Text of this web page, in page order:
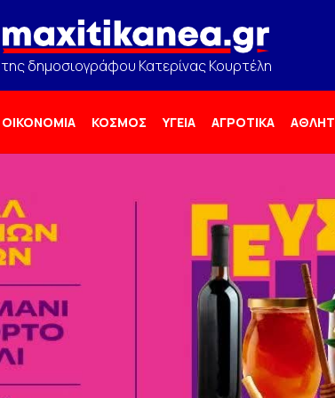
της δημοσιογράφου Κατερίνας Κουρτέλη
ΟΙΚΟΝΟΜΙΑ ΚΟΣΜΟΣ ΥΓΕΙΑ ΑΓΡΟΤΙΚΑ